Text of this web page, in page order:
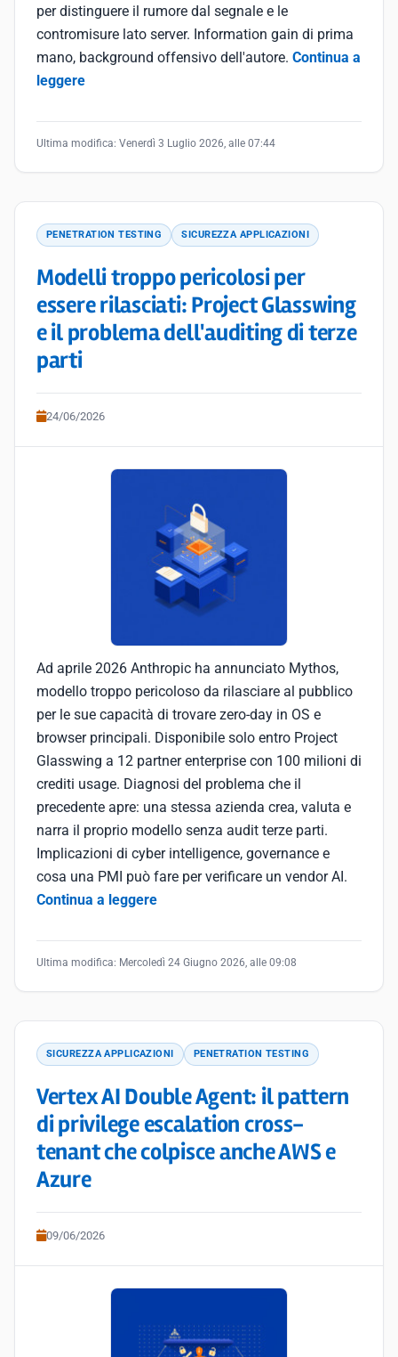
per distinguere il rumore dal segnale e le
contromisure lato server. Information gain di prima
mano, background offensivo dell'autore. Continua a
leggere
Ultima modifica: Venerdì 3 Luglio 2026, alle 07:44
PENETRATION TESTING SICUREZZA APPLICAZIONI
Modelli troppo pericolosi per
essere rilasciati: Project Glasswing
e il problema dell'auditing di terze
parti
24/06/2026
Ad aprile 2026 Anthropic ha annunciato Mythos,
modello troppo pericoloso da rilasciare al pubblico
per le sue capacità di trovare zero-day in OS e
browser principali. Disponibile solo entro Project
Glasswing a 12 partner enterprise con 100 milioni di
crediti usage. Diagnosi del problema che il
precedente apre: una stessa azienda crea, valuta e
narra il proprio modello senza audit terze parti.
Implicazioni di cyber intelligence, governance e
cosa una PMI può fare per verificare un vendor AI.
Continua a leggere
Ultima modifica: Mercoledì 24 Giugno 2026, alle 09:08
SICUREZZA APPLICAZIONI PENETRATION TESTING
Vertex AI Double Agent: il pattern
di privilege escalation cross-
tenant che colpisce anche AWS e
Azure
09/06/2026